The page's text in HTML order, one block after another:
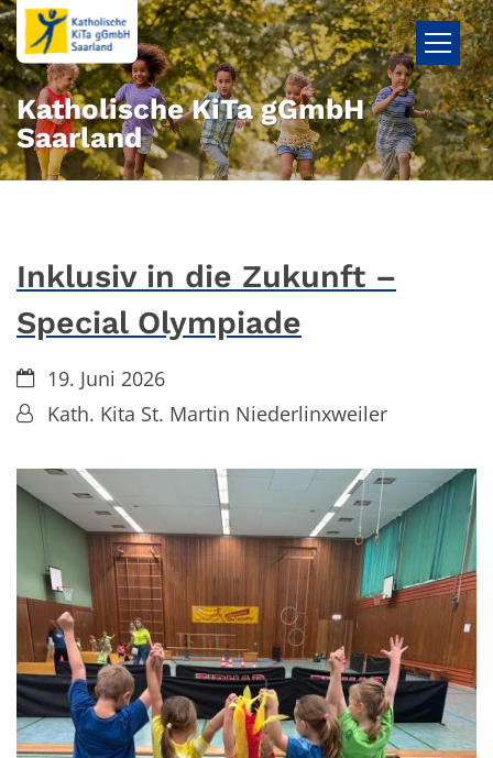
Zum Inhalt springen
Katholische KiTa gGmbH
Saarland
Inklusiv in die Zukunft –
Special Olympiade
Datum:19. Juni 2026
Von:Kath. Kita St. Martin Niederlinxweiler